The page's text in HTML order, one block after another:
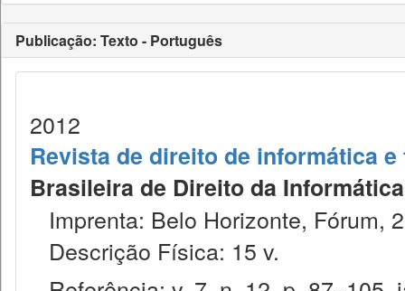
Publicação: Texto - Português
2012
Revista de direito de informática
Brasileira de Direito da
Imprenta: Belo Horizonte, Fórum,
Descrição Física: 15 v.